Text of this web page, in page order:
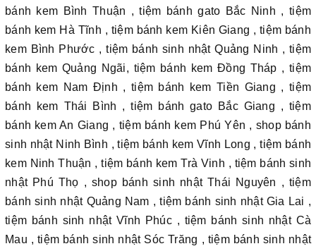
bánh kem Bình Thuận , tiệm bánh gato Bắc Ninh , tiệm
bánh kem Hà Tĩnh , tiệm bánh kem Kiên Giang , tiệm bánh
kem Bình Phước , tiệm bánh sinh nhật Quảng Ninh , tiệm
bánh kem Quảng Ngãi, tiệm bánh kem Đồng Tháp , tiệm
bánh kem Nam Định , tiệm bánh kem Tiền Giang , tiệm
bánh kem Thái Bình , tiệm bánh gato Bắc Giang , tiệm
bánh kem An Giang , tiệm bánh kem Phú Yên , shop bánh
sinh nhật Ninh Bình , tiệm bánh kem Vĩnh Long , tiệm bánh
kem Ninh Thuận , tiệm bánh kem Trà Vinh , tiệm bánh sinh
nhật Phú Thọ , shop bánh sinh nhật Thái Nguyên , tiệm
bánh sinh nhật Quảng Nam , tiệm bánh sinh nhật Gia Lai ,
tiệm bánh sinh nhật Vĩnh Phúc , tiệm bánh sinh nhật Cà
Mau , tiệm bánh sinh nhật Sóc Trăng , tiệm bánh sinh nhật